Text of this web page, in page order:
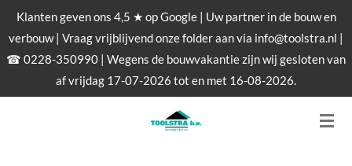
Ga
direct
naar
Klanten geven ons 4,5 ★ op Google | Uw partner in de bouw en
verbouw | Vraag vrijblijvend onze folder aan via info@toolstra.nl |
☎ 0228-350990 | Wegens de bouwvakantie zijn wij gesloten van
af vrijdag 17-07-2026 tot en met 16-08-2026.